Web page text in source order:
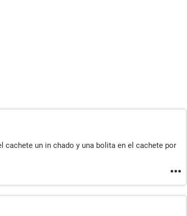
cachete un in chado y una bolita en el cachete por